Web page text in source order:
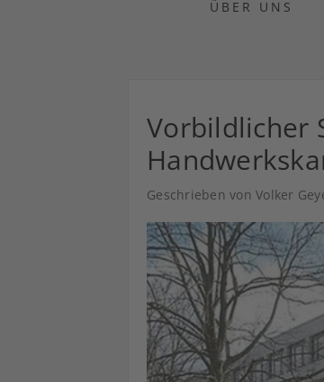
ÜBER UNS
Vorbildlicher
Geschrieben von Volker